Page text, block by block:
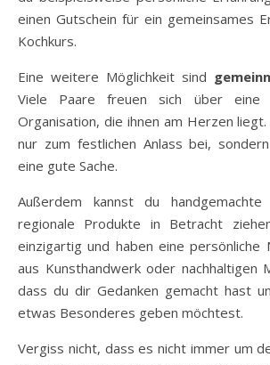
einen Gutschein für ein gemeinsames
Kochkurs.
Eine weitere Möglichkeit sind
Viele Paare freuen sich über eine
Organisation, die ihnen am Herzen
nur zum festlichen Anlass bei,
eine gute Sache.
Außerdem kannst du
regionale Produkte in Betracht
einzigartig und haben eine persönliche
aus Kunsthandwerk oder nachhaltigen
dass du dir Gedanken gemacht hast
etwas Besonderes geben möchtest.
Vergiss nicht, dass es nicht immer um